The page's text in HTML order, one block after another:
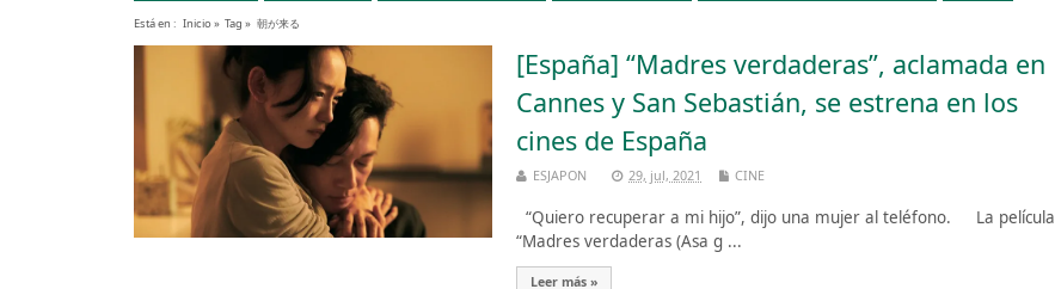
Está en : Inicio» Tag » 朝が来る
[España] “Madres verdaderas”, aclamada en
Cannes y San Sebastián, se estrena en los
cines de España
ESJAPON 29, jul, 2021 CINE
“Quiero recuperar a mi hijo”, dijo una mujer al teléfono. La película
“Madres verdaderas (Asa g ...
Leer más »